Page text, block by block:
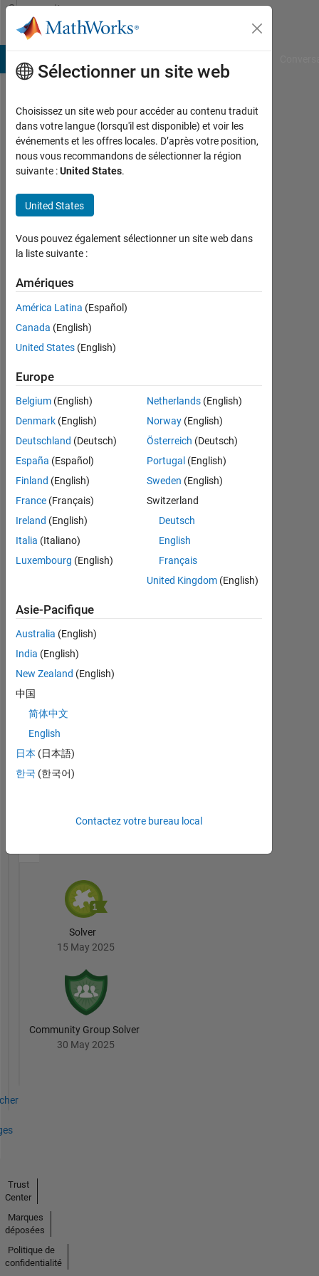
Passer au contenu
Community
Profile
Sergei
Last
seen:
11
jours
il y a
Actif
depuis
0
Following:
Follow
Badges
Sergei's
Badges
MATLAB
Answers
Badges
Tout
Thankful Level 3
05 Jun 2025
First Answer
30 May 2025
Solver
15 May 2025
Community Group Solver
30 May 2025
Sélectionner un site web
Choisissez un site web pour accéder au contenu traduit
dans votre langue (lorsqu'il est disponible) et voir les
événements et les offres locales. D’après votre position,
nous vous recommandons de sélectionner la région
suivante :United States.
United States
Vous pouvez également sélectionner un site web dans
la liste suivante :
Amériques
América Latina (Español)
Canada (English)
United States (English)
Europe
Belgium (English)
Denmark (English)
Deutschland (Deutsch)
España (Español)
Finland (English)
France (Français)
Ireland (English)
Italia (Italiano)
Luxembourg (English)
Netherlands(English)
Norway(English)
Österreich (Deutsch)
Portugal (English)
Sweden (English)
Switzerland
Deutsch
English
Français
United Kingdom(English)
Asie-Pacifique
Australia (English)
India (English)
New Zealand (English)
中国
简体中文
English
日本 (日本語)
한국 (한국어)
Contactez votre bureau local
Trust
Center
Marques
déposées
Politique de
confidentialité